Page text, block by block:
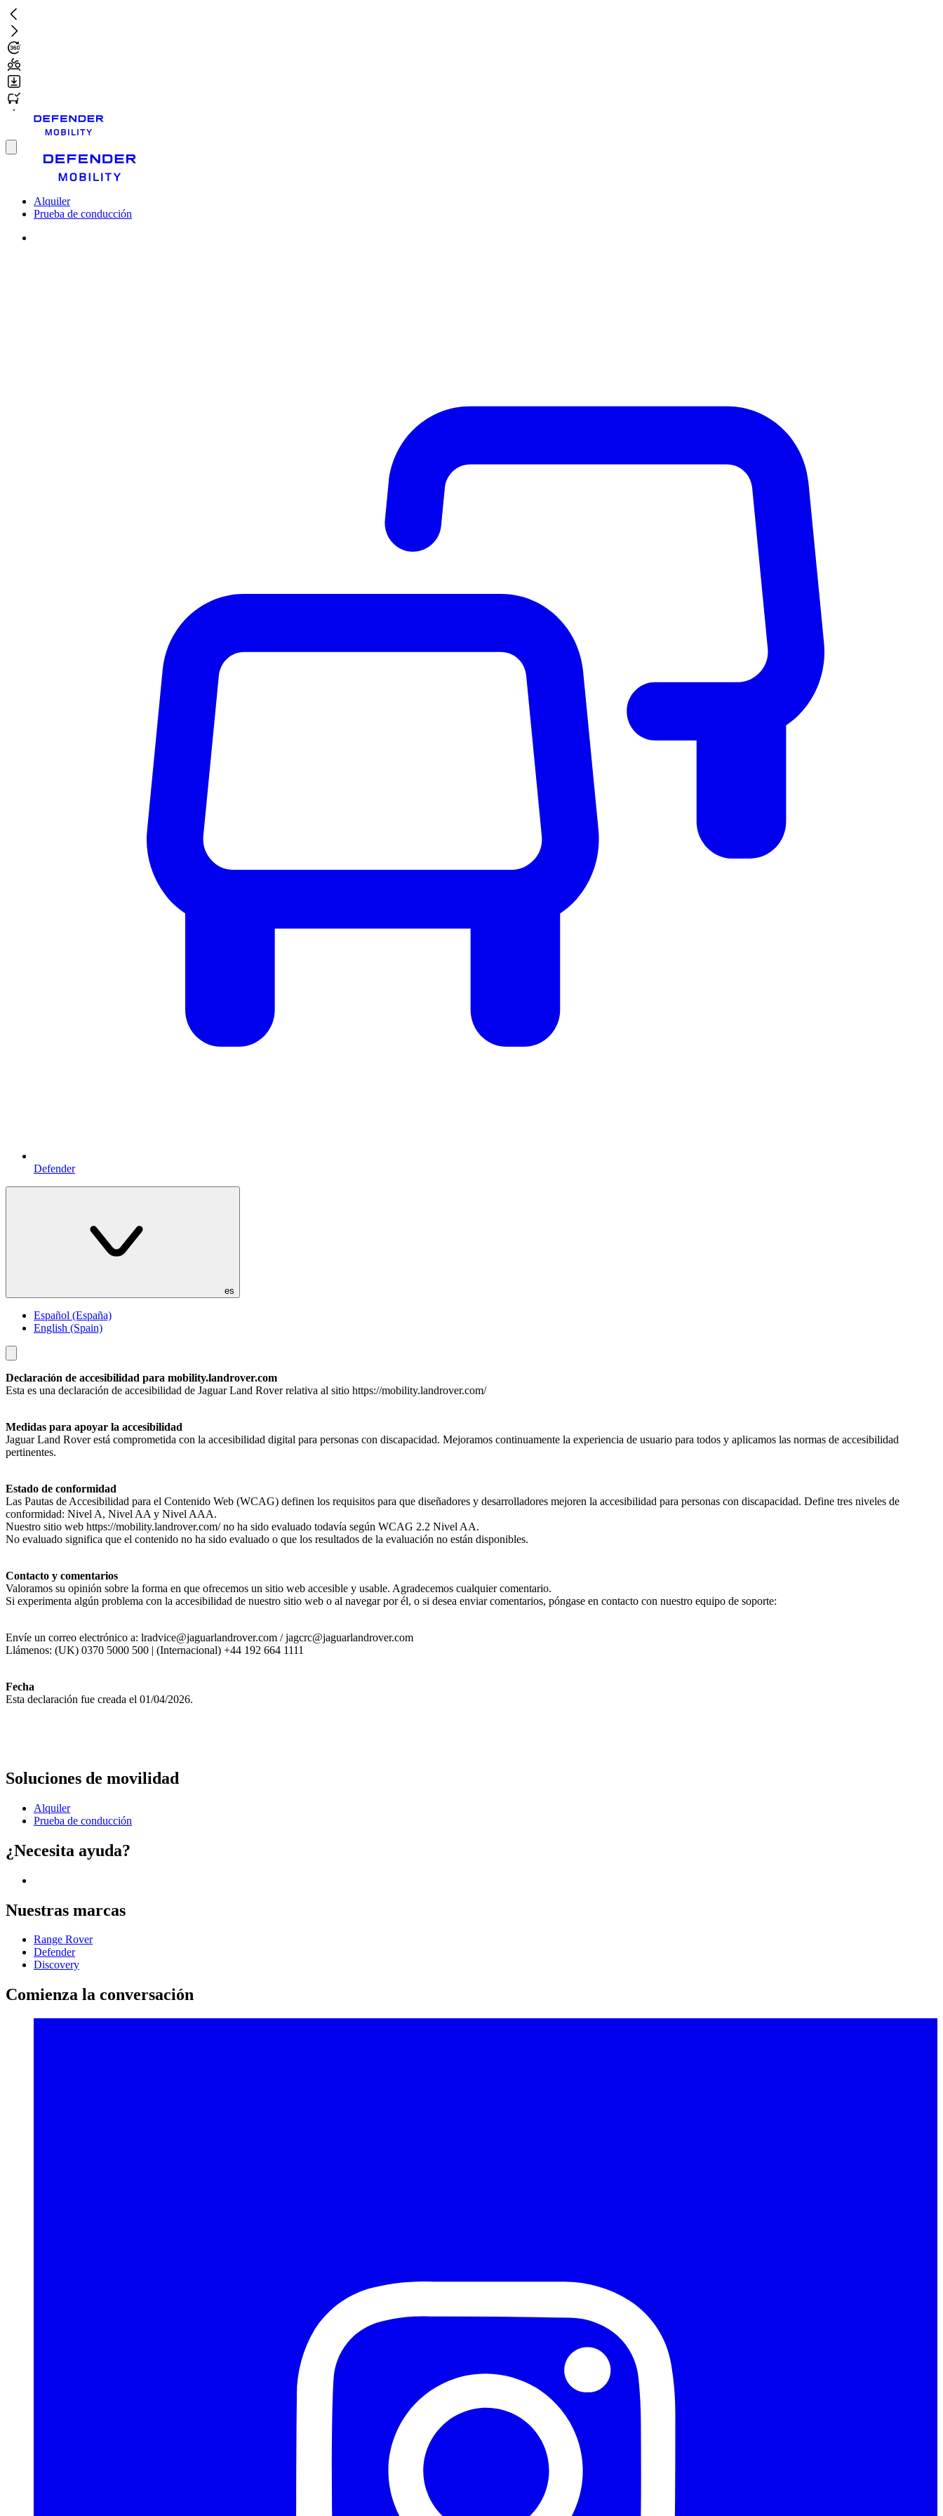
Ir
al
contenido
principal
Toggle
Alquiler
Prueba de conducción
Defender
es
Español (España)
English (Spain)
Toggle
menu
Declaración de accesibilidad para mobility.landrover.com
Esta es una declaración de accesibilidad de Jaguar Land Rover relativa al sitio https://mobility.landrover.com/
Medidas para apoyar la accesibilidad
Jaguar Land Rover está comprometida con la accesibilidad digital para personas con discapacidad. Mejoramos continuamente la experiencia de usuario para todos y aplicamos las normas de accesibilidad
pertinentes.
Estado de conformidad
Las Pautas de Accesibilidad para el Contenido Web (WCAG) definen los requisitos para que diseñadores y desarrolladores mejoren la accesibilidad para personas con discapacidad. Define tres niveles de
conformidad: Nivel A, Nivel AA y Nivel AAA.
Nuestro sitio web https://mobility.landrover.com/ no ha sido evaluado todavía según WCAG 2.2 Nivel AA.
No evaluado significa que el contenido no ha sido evaluado o que los resultados de la evaluación no están disponibles.
Contacto y comentarios
Valoramos su opinión sobre la forma en que ofrecemos un sitio web accesible y usable. Agradecemos cualquier comentario.
Si experimenta algún problema con la accesibilidad de nuestro sitio web o al navegar por él, o si desea enviar comentarios, póngase en contacto con nuestro equipo de soporte:
Envíe un correo electrónico a: lradvice@jaguarlandrover.com / jagcrc@jaguarlandrover.com
Llámenos: (UK) 0370 5000 500 | (Internacional) +44 192 664 1111
Fecha
Esta declaración fue creada el 01/04/2026.
Soluciones de movilidad
Alquiler
Prueba de conducción
¿Necesita ayuda?
Nuestras marcas
Range Rover
Defender
Discovery
Comienza la conversación